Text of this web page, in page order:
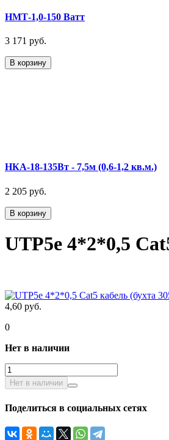
НМТ-1,0-150 Ватт
3 171 руб.
В корзину
НКА-18-135Вт - 7,5м (0,6-1,2 кв.м.)
2 205 руб.
В корзину
UTP5е 4*2*0,5
4,60 руб.
0
Нет в наличии
Нет в наличии
Поделиться в социальных сетях